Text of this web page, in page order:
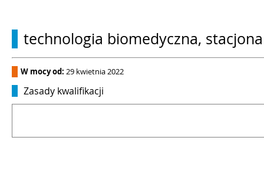
technologia biomedyczna,
W mocy od: 29 kwietnia 2022
Zasady kwalifikacji